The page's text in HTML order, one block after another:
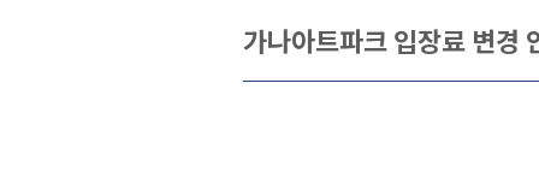
가나아트파크 입장료 변경